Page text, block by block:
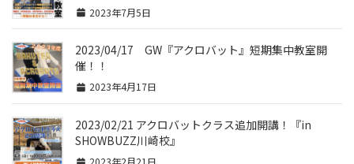
2023年7月5日
2023/04/17 GW『アクロバット』短期集中教室開
催！！
2023年4月17日
2023/02/21 アクロバットクラス追加開講！『in
SHOWBUZZ川崎校』